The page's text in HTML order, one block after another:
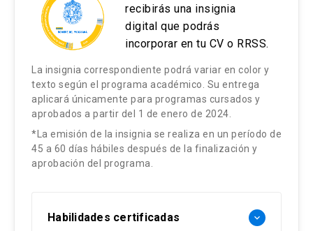
recibirás una insignia
digital que podrás
incorporar en tu CV o RRSS.
La insignia correspondiente podrá variar en color y
texto según el programa académico. Su entrega
aplicará únicamente para programas cursados y
aprobados a partir del 1 de enero de 2024.
*La emisión de la insignia se realiza en un período de
45 a 60 días hábiles después de la finalización y
aprobación del programa.
Habilidades certificadas keyboard_arrow_down